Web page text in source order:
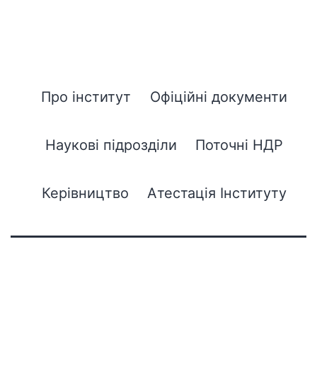
Про інститут Офіційні документи
Наукові підрозділи Поточні НДР
Керівництво Атестація Інституту